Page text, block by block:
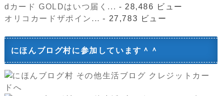
dカード GOLDはいつ届く... - 28,486 ビュー
オリコカードザポイン... - 27,783 ビュー
にほんブログ村に参加しています＾＾